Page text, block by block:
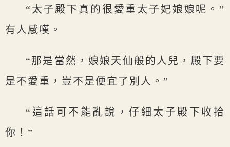
“太子殿下真的很愛重太子妃娘娘呢。”
有人感嘆。
“那是當然，娘娘天仙般的人兒，殿下要
是不愛重，豈不是便宜了別人。”
“這話可不能亂說，仔細太子殿下收拾
你！”